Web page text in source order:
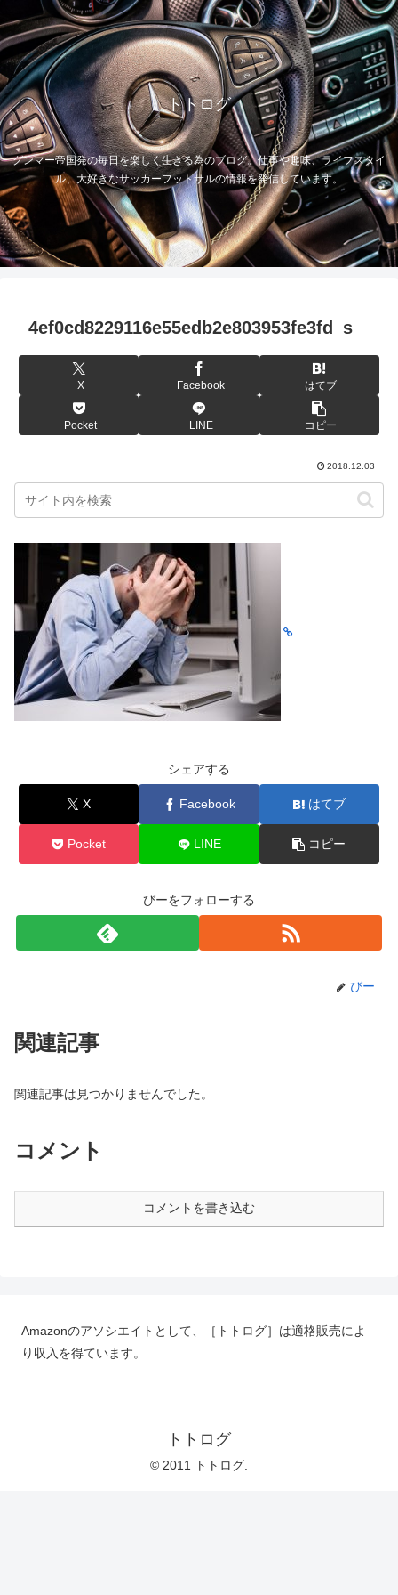
トトログ
グンマー帝国発の毎日を楽しく生きる為のブログ。仕事や趣味、ライフスタイ
ル、大好きなサッカーフットサルの情報を発信しています。
4ef0cd8229116e55edb2e803953fe3fd_s
X Facebook はてブ
Pocket LINE コピー
2018.12.03
シェアする
X Facebook はてブ
Pocket LINE コピー
びーをフォローする
びー
関連記事
関連記事は見つかりませんでした。
コメント
コメントを書き込む
Amazonのアソシエイトとして、［トトログ］は適格販売によ
り収入を得ています。
トトログ
© 2011 トトログ.